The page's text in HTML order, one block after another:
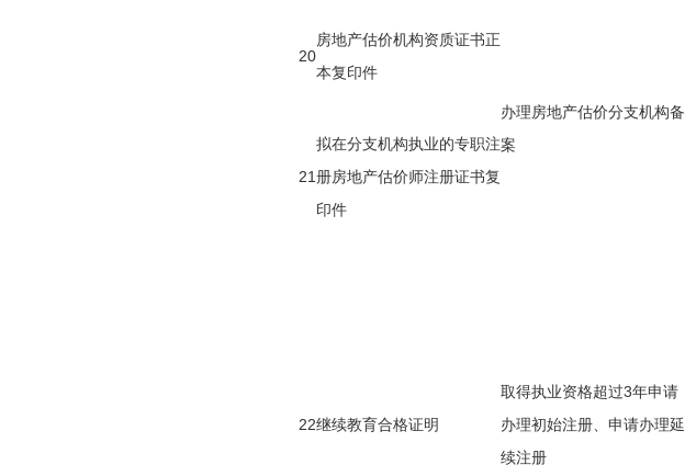
20
房地产估价机构资质证书正
本复印件
办理房地产估价分支机构备
案
21
拟在分支机构执业的专职注
册房地产估价师注册证书复
印件
22继续教育合格证明
取得执业资格超过3年申请
办理初始注册、申请办理延
续注册